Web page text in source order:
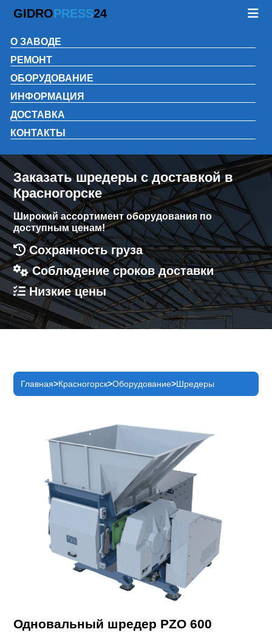
GIDROPRESS24
О ЗАВОДЕ
РЕМОНТ
ОБОРУДОВАНИЕ
ИНФОРМАЦИЯ
ДОСТАВКА
КОНТАКТЫ
Заказать шредеры с доставкой в
Красногорске
Широкий ассортимент оборудования по
доступным ценам!
Сохранность груза
Соблюдение сроков доставки
Низкие цены
Главная Красногорск Оборудование Шредеры
Одновальный шредер PZO 600